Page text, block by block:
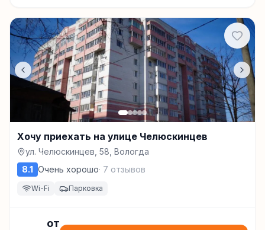
Хочу приехать на улице Челюскинцев
ул. Челюскинцев, 58, Вологда
8.1 Очень хорошо· 7 отзывов
Wi-Fi Парковка
от